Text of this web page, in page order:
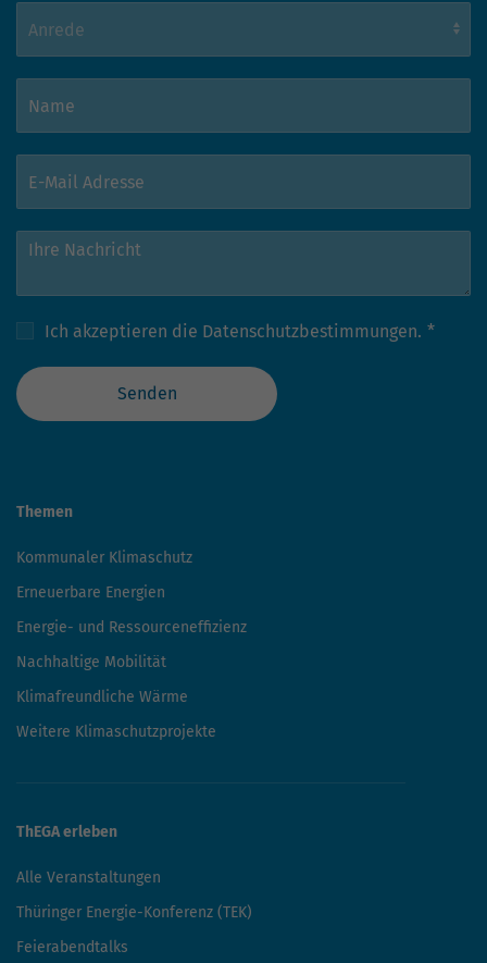
Ich akzeptieren die Datenschutzbestimmungen. *
Senden
Themen
Kommunaler Klimaschutz
Erneuerbare Energien
Energie- und Ressourceneffizienz
Nachhaltige Mobilität
Klimafreundliche Wärme
Weitere Klimaschutzprojekte
ThEGA erleben
Alle Veranstaltungen
Thüringer Energie-Konferenz (TEK)
Feierabendtalks